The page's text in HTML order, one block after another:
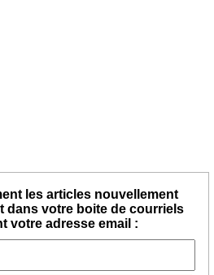
les articles nouvellement
dans votre boite de courriels
votre adresse email :